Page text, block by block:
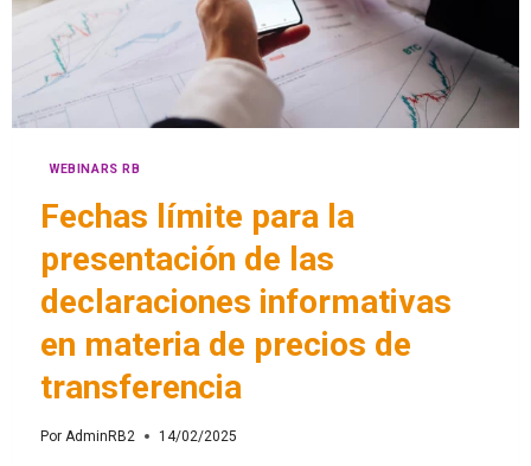
WEBINARS RB
Fechas límite para la
presentación de las
declaraciones informativas
en materia de precios de
transferencia
Por AdminRB2 14/02/2025